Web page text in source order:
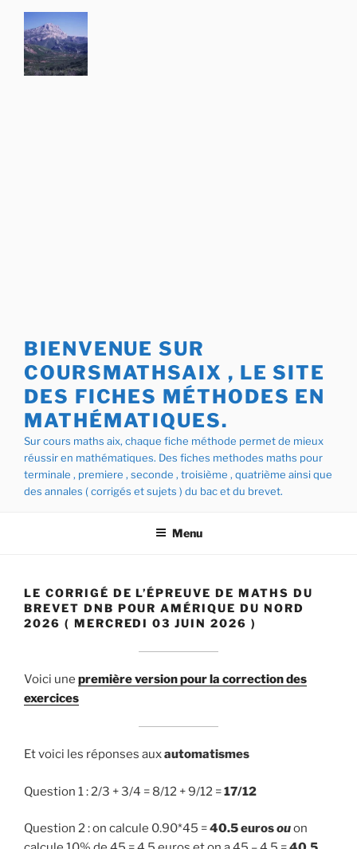
Aller
contenu
principal
BIENVENUE SUR
COURSMATHSAIX , LE SITE
DES FICHES MÉTHODES EN
MATHÉMATIQUES.
Sur cours maths aix, chaque fiche méthode permet de mieux
réussir en mathématiques. Des fiches methodes maths pour
terminale , premiere , seconde , troisième , quatrième ainsi que
des annales ( corrigés et sujets ) du bac et du brevet.
Menu
LE CORRIGÉ DE L’ÉPREUVE DE MATHS DU
BREVET DNB POUR AMÉRIQUE DU NORD
2026 ( MERCREDI 03 JUIN 2026 )
Voici une première version pour la correction des
exercices
Et voici les réponses auxautomatismes
Question 1 : 2/3 + 3/4 = 8/12 + 9/12 =17/12
Question 2 : on calcule 0.90*45 =40.5 eurosouon